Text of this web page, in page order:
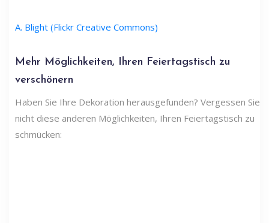
A. Blight (Flickr Creative Commons)
Mehr Möglichkeiten, Ihren Feiertagstisch zu
verschönern
Haben Sie Ihre Dekoration herausgefunden? Vergessen Sie
nicht diese anderen Möglichkeiten, Ihren Feiertagstisch zu
schmücken: